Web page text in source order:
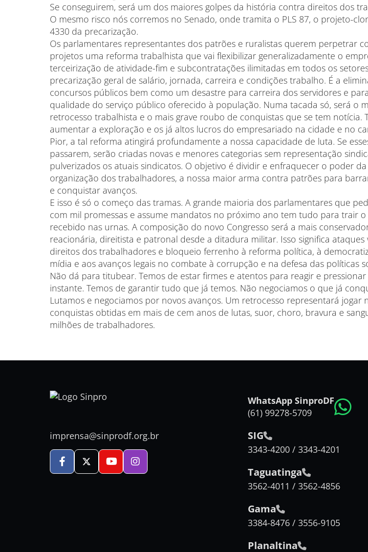
Se conseguirem, será um dos maiores golpes da história contra direitos dos
O mesmo risco nós corremos no Senado, onde tramita o PLS 87, o projeto-
4330 da precarização.
Os parlamentares representantes dos patrões e ruralistas querem perpetrar
projetos uma reforma trabalhista que vai flexibilizar generalizadamente o
terceirização de atividade-fim e subcontratações ilimitadas em todos os
precarização geral de salário, jornada, carreira e condições trabalho. É a
concursos públicos bem como um desastre para carreira dos servidores e
qualidade do serviço público oferecido à população. Numa tacada só, será o
retrocesso trabalhista e o mais grave roubo de conquistas que se tem notícia.
aumentar a exploração e os já altos lucros do empresariado na cidade e no
Pior, a tal reforma atingirá profundamente a nossa capacidade de luta. Se
passarem, serão criadas novas e menores categorias sem representação
pulverizados os atuais sindicatos. O objetivo é dividir e enfraquecer o poder da
organização dos trabalhadores, a nossa maior arma contra patrões para
e conquistar avanços.
E isso é só o começo das tramas. A grande maioria dos parlamentares que
com mil promessas e assume mandatos no próximo ano tem tudo para trair
recebido nas urnas. A composição do novo Congresso será a mais
reacionária, direitista e patronal desde a ditadura militar. Isso significa ataques
direitos dos trabalhadores e bloqueio ferrenho à reforma política, à
mídia e aos avanços legais no combate à corrupção e na defesa das políticas
Não dá para titubear. Temos de estar firmes e atentos para reagir e
instante. Temos de garantir tudo que já temos. Não negociamos o que já
Lutamos e negociamos por novos avanços. Um retrocesso representará jogar
conquistas obtidas em mais de cem anos de lutas, suor, choro, bravura e
milhões de trabalhadores.
imprensa@sinprodf.org.br
WhatsApp SinproDF
(61) 99278-5709
SIG
3343-4200 / 3343-4201
Taguatinga
3562-4011 / 3562-4856
Gama
3384-8476 / 3556-9105
Planaltina